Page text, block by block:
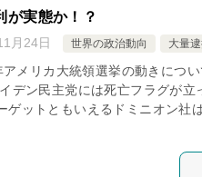
が実態か！？
月24日 世界の政治動向 大量
メリカ大統領選挙の動きにつ
デン民主党には死亡フラグが立
ゲットともいえるドミニオン社